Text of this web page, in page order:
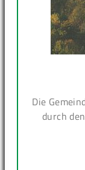
Die
durch